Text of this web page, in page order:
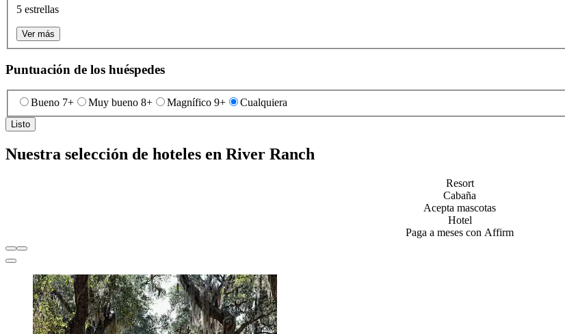
5 estrellas
Ver más
Puntuación de los huéspedes
Bueno 7+ Muy bueno 8+ Magnífico 9+ Cualquiera
Listo
Nuestra selección de hoteles en River Ranch
Resort
Cabaña
Acepta mascotas
Hotel
Paga a meses con Affirm